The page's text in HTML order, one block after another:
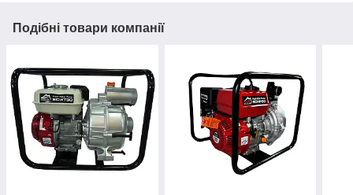
Подібні товари компанії